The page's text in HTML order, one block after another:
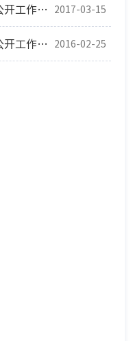
市司法局2016年度政府信息公开工作报告 2017-03-15
市司法局2015年度政府信息公开工作报告 2016-02-25